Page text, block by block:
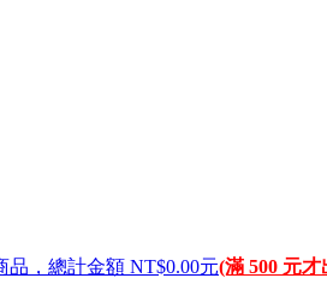
品，總計金額 NT$0.00元(滿 500 元才